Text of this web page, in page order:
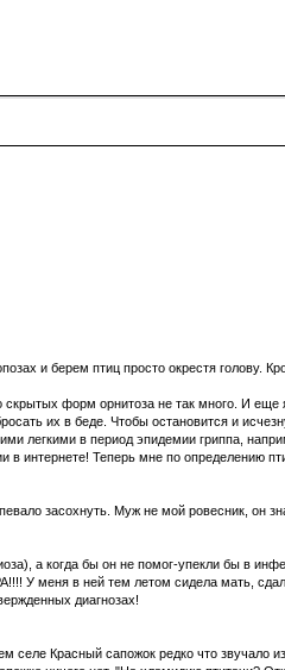
и берем птиц просто окрестя голову.
форм орнитоза не так много. И еще
их в беде. Чтобы остановится и
легкими в период эпидемии гриппа,
интернете! Теперь мне по определению
засохнуть. Муж не мой ровесник, он
а когда бы он не помог-упекли бы в
в ней тем летом сидела мать,
диагнозах!
Красный сапожок редко что звучало из